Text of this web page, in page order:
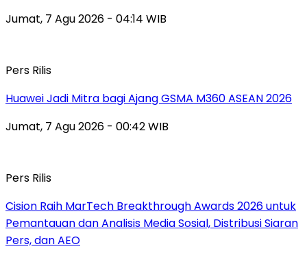
Jumat, 7 Agu 2026 - 04:14 WIB
Pers Rilis
Huawei Jadi Mitra bagi Ajang GSMA M360 ASEAN 2026
Jumat, 7 Agu 2026 - 00:42 WIB
Pers Rilis
Cision Raih MarTech Breakthrough Awards 2026 untuk
Pemantauan dan Analisis Media Sosial, Distribusi Siaran
Pers, dan AEO